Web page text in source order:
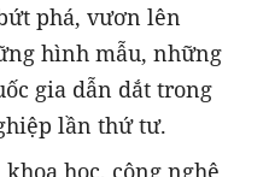
phá, vươn lên
hình mẫu, những
gia dẫn dắt trong
lần thứ tư.
học, công nghệ